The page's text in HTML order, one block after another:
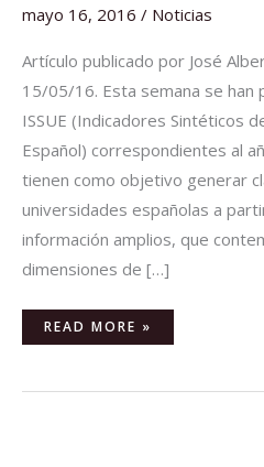
mayo 16, 2016 / Noticias
Artículo publicado por José
15/05/16. Esta semana se han
ISSUE (Indicadores Sintéticos
Español) correspondientes al
tienen como objetivo generar
universidades españolas a
información amplios, que
dimensiones de […]
READ MORE »